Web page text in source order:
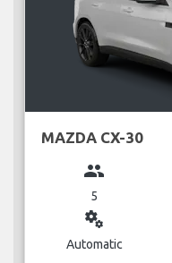
MAZDA CX-30
group
5
miscellaneous_services
Automatic